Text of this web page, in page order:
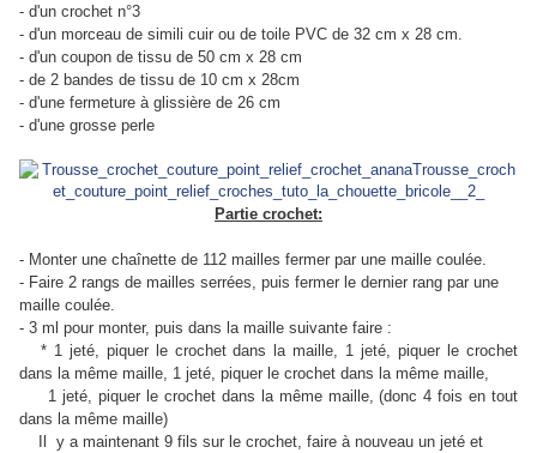
- d'un crochet n°3
- d'un morceau de simili cuir ou de toile PVC de 32 cm x 28 cm.
- d'un coupon de tissu de 50 cm x 28 cm
- de 2 bandes de tissu de 10 cm x 28cm
- d'une fermeture à glissière de 26 cm
- d'une grosse perle
Partie crochet:
- Monter une chaînette de 112 mailles fermer par une maille coulée.
- Faire 2 rangs de mailles serrées, puis fermer le dernier rang par une
maille coulée.
- 3 ml pour monter, puis dans la maille suivante faire :
* 1 jeté, piquer le crochet dans la maille, 1 jeté, piquer le crochet
dans la même maille, 1 jeté, piquer le crochet dans la même maille,
1 jeté, piquer le crochet dans la même maille, (donc 4 fois en tout
dans la même maille)
Il y a maintenant 9 fils sur le crochet, faire à nouveau un jeté et